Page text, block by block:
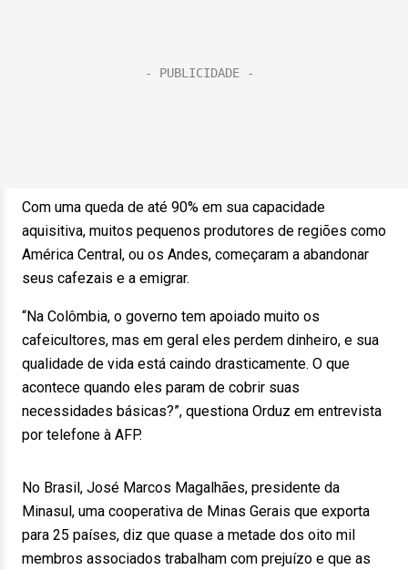
Com uma queda de até 90% em sua capacidade
aquisitiva, muitos pequenos produtores de regiões como
América Central, ou os Andes, começaram a abandonar
seus cafezais e a emigrar.
“Na Colômbia, o governo tem apoiado muito os
cafeicultores, mas em geral eles perdem dinheiro, e sua
qualidade de vida está caindo drasticamente. O que
acontece quando eles param de cobrir suas
necessidades básicas?”, questiona Orduz em entrevista
por telefone à AFP.
No Brasil, José Marcos Magalhães, presidente da
Minasul, uma cooperativa de Minas Gerais que exporta
para 25 países, diz que quase a metade dos oito mil
membros associados trabalham com prejuízo e que as